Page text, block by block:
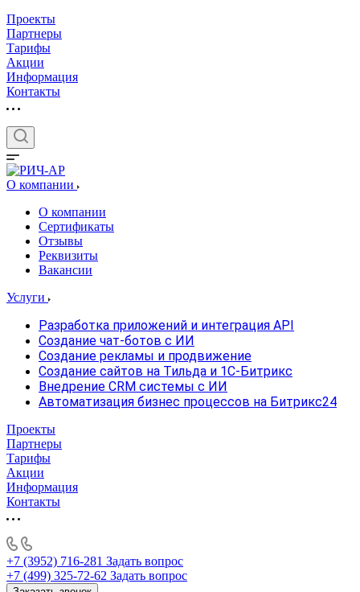
Проекты
Партнеры
Тарифы
Акции
Информация
Контакты
О компании
О компании
Сертификаты
Отзывы
Реквизиты
Вакансии
Услуги
Разработка приложений и интеграция API
Создание чат-ботов с ИИ
Создание рекламы и продвижение
Создание сайтов на Тильда и 1С-Битрикс
Внедрение CRM системы с ИИ
Автоматизация бизнес процессов на Битрикс24
Проекты
Партнеры
Тарифы
Акции
Информация
Контакты
+7 (3952) 716-281 Задать вопрос
+7 (499) 325-72-62 Задать вопрос